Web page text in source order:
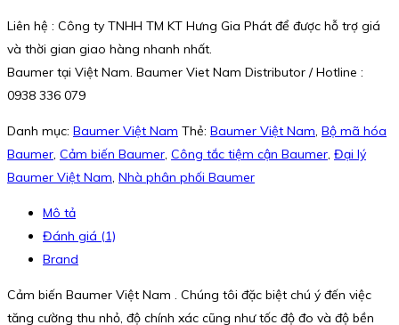
Liên hệ : Công ty TNHH TM KT Hưng Gia Phát để được hỗ trợ giá
và thời gian giao hàng nhanh nhất.
Baumer tại Việt Nam. Baumer Viet Nam Distributor / Hotline :
0938 336 079
Danh mục: Baumer Việt Nam Thẻ: Baumer Việt Nam, Bộ mã hóa
Baumer, Cảm biến Baumer, Công tắc tiệm cận Baumer, Đại lý
Baumer Việt Nam, Nhà phân phối Baumer
Mô tả
Đánh giá (1)
Brand
Cảm biến Baumer Việt Nam . Chúng tôi đặc biệt chú ý đến việc
tăng cường thu nhỏ, độ chính xác cũng như tốc độ đo và độ bền